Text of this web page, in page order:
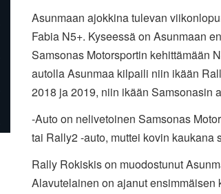
Asunmaan ajokkina tulevan
Fabia N5+. Kyseessä on Asunmaan
Samsonas Motorsportin kehittämään
autolla Asunmaa kilpaili niin ikään
2018 ja 2019, niin ikään Samsonasin
-Auto on nelivetoinen Samsonas
tai Rally2 -auto, muttei kovin kaukana
Rally Rokiskis on muodostunut
Alavutelainen on ajanut